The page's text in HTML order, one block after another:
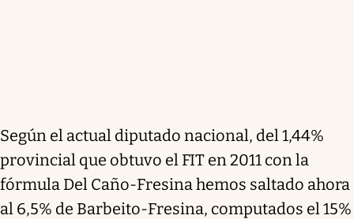
Según el actual diputado nacional, del 1,44%
provincial que obtuvo el FIT en 2011 con la
fórmula Del Caño-Fresina hemos saltado ahora
al 6,5% de Barbeito-Fresina, computados el 15%